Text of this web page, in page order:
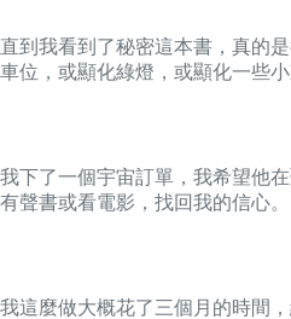
直到我看到了秘密這本書，真的
車位，或顯化綠燈，或顯化一些
我下了一個宇宙訂單，我希望他
有聲書或看電影，找回我的信心。
我這麼做大概花了三個月的時間